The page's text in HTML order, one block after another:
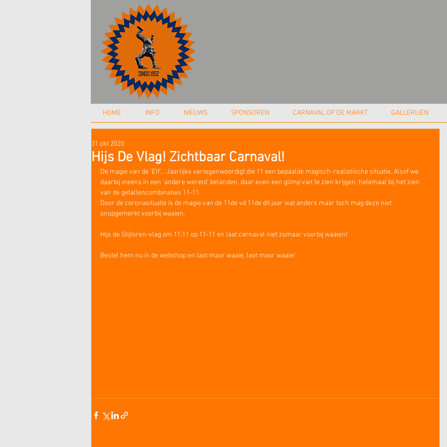
HOME INFO NIEUWS SPONSOREN CARNAVAL OP DE MARKT GALLERIJEN
Hijs De Vlag! Zichtbaar Carnaval!
31 okt 2020
De magie van de ‘Elf’… Jaarlijks vertegenwoordigt die 11 een bepaalde magisch-realistische situatie. Alsof we
daarbij ineens in een ‘andere wereld’ belanden, daar even een glimp van te zien krijgen, helemaal bij het zien
van de getallencombinaties 11-11.
Door de coronasituatie is de magie van de 11de vd 11de dit jaar wat anders maar toch mag deze niet
onopgemerkt voorbij waaien.
Hijs de Stijloren-vlag om 11:11 op 11-11 en laat carnaval niet zomaar voorbij waaien!
Bestel hem nu in de webshop en laot maor waaie, laot maor waaie!